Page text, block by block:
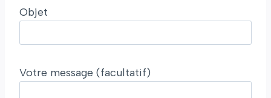
Objet
Votre message (facultatif)